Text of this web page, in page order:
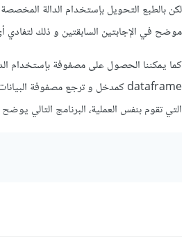
لكن بالطبع التحويل بإستخدام الدالة
موضح في الإجابتين السابقتين و ذلك لتفادي
التي تقوم بنفس العملية، البرنامج التالي